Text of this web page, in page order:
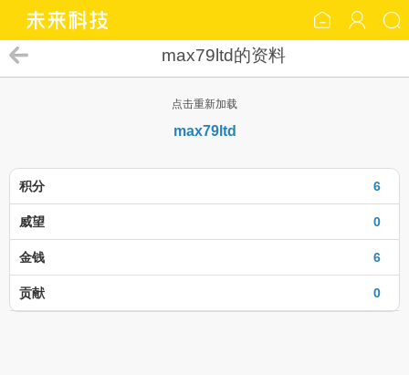
max79ltd的资料
点击重新加载
max79ltd
6
积分
0
威望
6
金钱
0
贡献